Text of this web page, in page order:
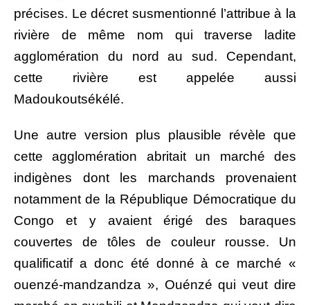
précises. Le décret susmentionné l’attribue à la
rivière de même nom qui traverse ladite
agglomération du nord au sud. Cependant,
cette rivière est appelée aussi
Madoukoutsékélé.
Une autre version plus plausible révèle que
cette agglomération abritait un marché des
indigènes dont les marchands provenaient
notamment de la République Démocratique du
Congo et y avaient érigé des baraques
couvertes de tôles de couleur rousse. Un
qualificatif a donc été donné à ce marché «
ouenzé-mandzandza », Ouénzé qui veut dire